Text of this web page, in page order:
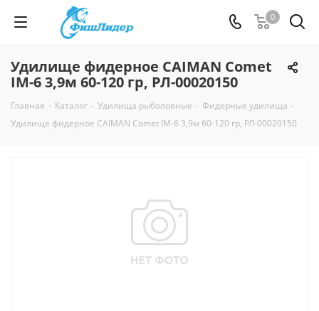
0
Удилище фидерное CAIMAN Comet
IM-6 3,9м 60-120 гр, РЛ-00020150
Главная - Каталог - Удилища рыболовные - Фидерные удилища -
Удилище фидерное CAIMAN Comet IM-6 3,9м 60-120 гр, РЛ-00020150